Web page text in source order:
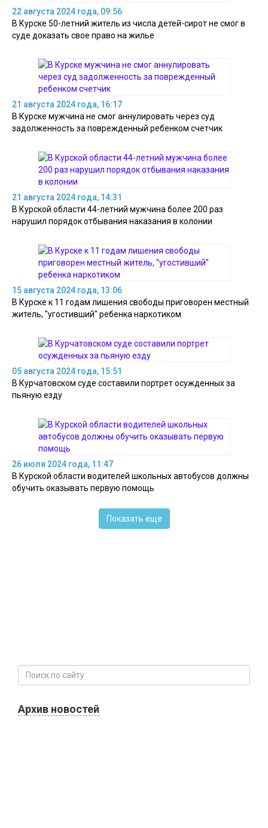
22 августа 2024 года, 09:56
В Курске 50-летний житель из числа детей-сирот не смог в
суде доказать свое право на жилье
21 августа 2024 года, 16:17
В Курске мужчина не смог аннулировать через суд
задолженность за поврежденный ребенком счетчик
21 августа 2024 года, 14:31
В Курской области 44-летний мужчина более 200 раз
нарушил порядок отбывания наказания в колонии
15 августа 2024 года, 13:06
В Курске к 11 годам лишения свободы приговорен местный
житель, "угостивший" ребенка наркотиком
05 августа 2024 года, 15:51
В Курчатовском суде составили портрет осужденных за
пьяную езду
26 июля 2024 года, 11:47
В Курской области водителей школьных автобусов должны
обучить оказывать первую помощь
Показать еще
Архив новостей